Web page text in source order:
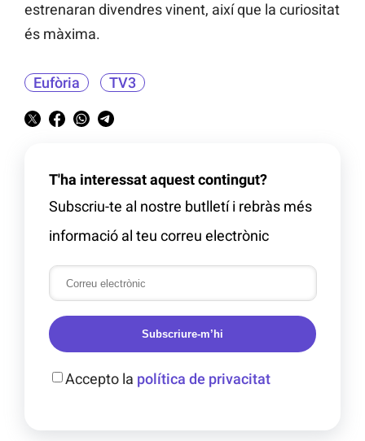
estrenaran divendres vinent, així que la curiositat
és màxima.
Eufòria TV3
T'ha interessat aquest contingut?
Subscriu-te al nostre butlletí i rebràs més
informació al teu correu electrònic
Subscriure-m’hi
Accepto la política de privacitat